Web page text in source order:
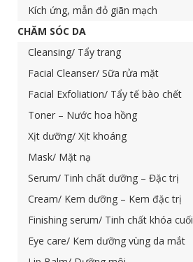
Kích ứng, mẫn đỏ giãn mạch
CHĂM SÓC DA
Cleansing/ Tẩy trang
Facial Cleanser/ Sữa rửa mặt
Facial Exfoliation/ Tẩy tế bào chết
Toner – Nước hoa hồng
Xịt dưỡng/ Xịt khoáng
Mask/ Mặt nạ
Serum/ Tinh chất dưỡng – Đặc trị
Cream/ Kem dưỡng – Kem đặc trị
Finishing serum/ Tinh chất khóa cuối
Eye care/ Kem dưỡng vùng da mắt